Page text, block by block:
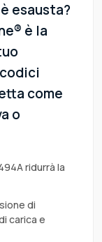
esausta?
è la
come
o
ridurrà la
di
carica e